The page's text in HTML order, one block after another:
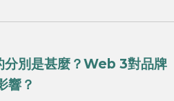
別是甚麼？Web 3對品牌
響？